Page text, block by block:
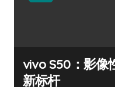
vivo S50：影像
新标杆